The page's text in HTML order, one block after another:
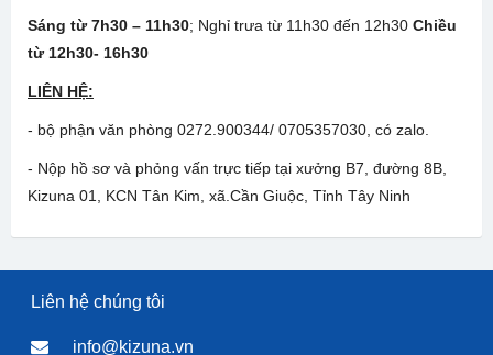
Sáng từ 7h30 – 11h30; Nghỉ trưa từ 11h30 đến 12h30 Chiều
từ 12h30- 16h30
LIÊN HỆ:
- bộ phận văn phòng 0272.900344/ 0705357030, có zalo.
- Nộp hồ sơ và phỏng vấn trực tiếp tại xưởng B7, đường 8B,
Kizuna 01, KCN Tân Kim, xã.Cần Giuộc, Tỉnh Tây Ninh
Liên hệ chúng tôi
info@kizuna.vn